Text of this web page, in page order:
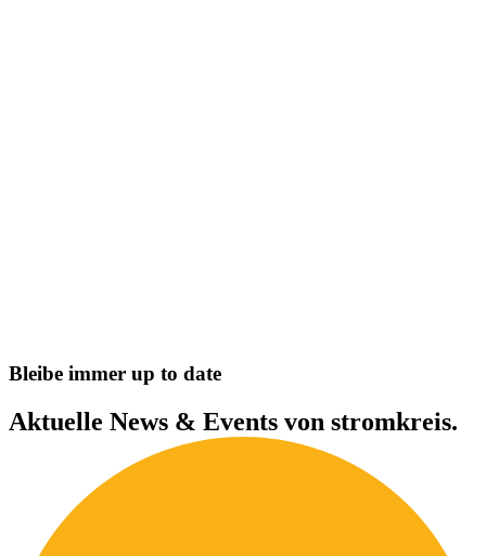
Bleibe immer up to date
Aktuelle News & Events von stromkreis.